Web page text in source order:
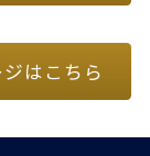
はこちら